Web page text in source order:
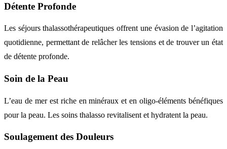
Détente Profonde
Les séjours thalassothérapeutiques offrent une évasion de l’agitation
quotidienne, permettant de relâcher les tensions et de trouver un état
de détente profonde.
Soin de la Peau
L’eau de mer est riche en minéraux et en oligo-éléments bénéfiques
pour la peau. Les soins thalasso revitalisent et hydratent la peau.
Soulagement des Douleurs